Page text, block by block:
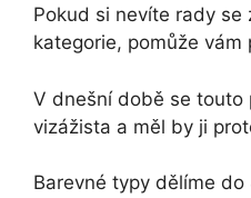
Pokud si nevíte rady se
kategorie, pomůže
V dnešní době se touto
vizážista a měl by ji
Barevné typy dělíme